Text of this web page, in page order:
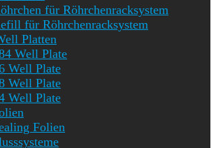
für Röhrchenracksystem
für Röhrchenracksystem
Platten
Well Plate
Well Plate
Well Plate
Well Plate
Folien